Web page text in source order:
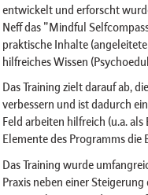
entwickelt und erforscht
Neff das "Mindful
praktische Inhalte
hilfreiches Wissen
Das Training zielt darauf ab,
verbessern und ist dadurch
Feld arbeiten hilfreich (u.a.
Elemente des Programms
Das Training wurde
Praxis neben einer